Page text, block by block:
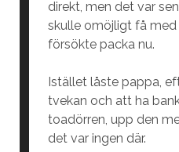
direkt, men det var
skulle omöjligt få med
försökte packa nu.
Istället låste pappa,
tvekan och att ha
toadörren, upp den
det var ingen där.